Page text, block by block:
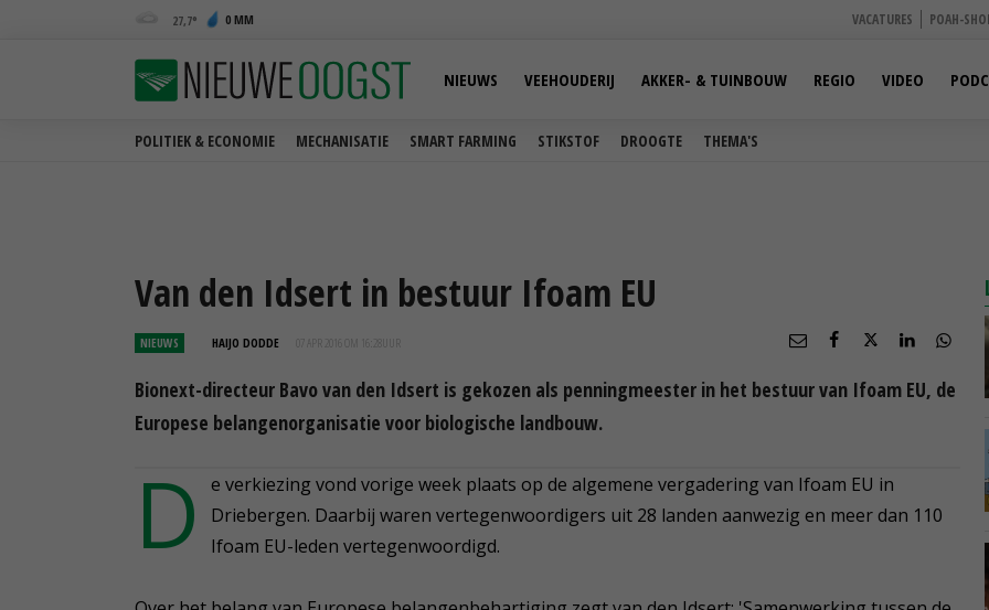
27,7 0 MM VACATURES POAH-
POLITIEK & ECONOMIE MECHANISATIE SMART FARMING STIKSTOF DROOGTE THEMA'S
NIEUWS VEEHOUDERIJ AKKER- & TUINBOUW REGIO VIDEO
Van den Idsert in bestuur Ifoam EU
NIEUWS HAIJO DODDE 07 APR 2016 OM 16:28
Bionext-directeur Bavo van den Idsert is gekozen als penningmeester in het bestuur van Ifoam EU, de
Europese belangenorganisatie voor biologische landbouw.
D
e verkiezing vond vorige week plaats op de algemene vergadering van Ifoam EU in
Driebergen. Daarbij waren vertegenwoordigers uit 28 landen aanwezig en meer dan 110
Ifoam EU-leden vertegenwoordigd.